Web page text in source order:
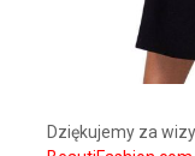
Dziękujemy za